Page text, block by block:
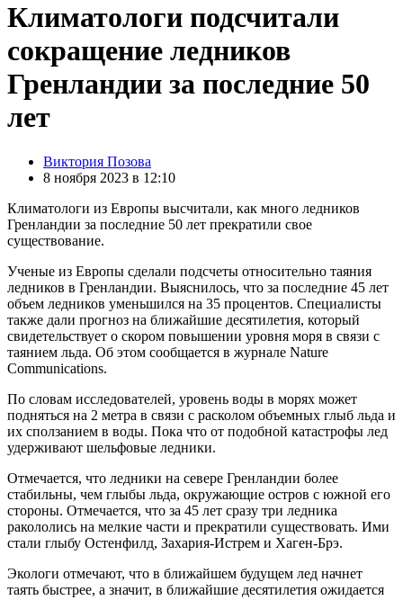
Климатологи подсчитали
сокращение ледников
Гренландии за последние 50
лет
Posted
by
Виктория Позова
8 ноября 2023 в 12:10
Климатологи из Европы высчитали, как много ледников
Гренландии за последние 50 лет прекратили свое
существование.
Ученые из Европы сделали подсчеты относительно таяния
ледников в Гренландии. Выяснилось, что за последние 45 лет
объем ледников уменьшился на 35 процентов. Специалисты
также дали прогноз на ближайшие десятилетия, который
свидетельствует о скором повышении уровня моря в связи с
таянием льда. Об этом сообщается в журнале Nature
Communications.
По словам исследователей, уровень воды в морях может
подняться на 2 метра в связи с расколом объемных глыб льда и
их сползанием в воды. Пока что от подобной катастрофы лед
удерживают шельфовые ледники.
Отмечается, что ледники на севере Гренландии более
стабильны, чем глыбы льда, окружающие остров с южной его
стороны. Отмечается, что за 45 лет сразу три ледника
ракололись на мелкие части и прекратили существовать. Ими
стали глыбу Остенфилд, Захария-Истрем и Хаген-Брэ.
Экологи отмечают, что в ближайшем будущем лед начнет
таять быстрее, а значит, в ближайшие десятилетия ожидается